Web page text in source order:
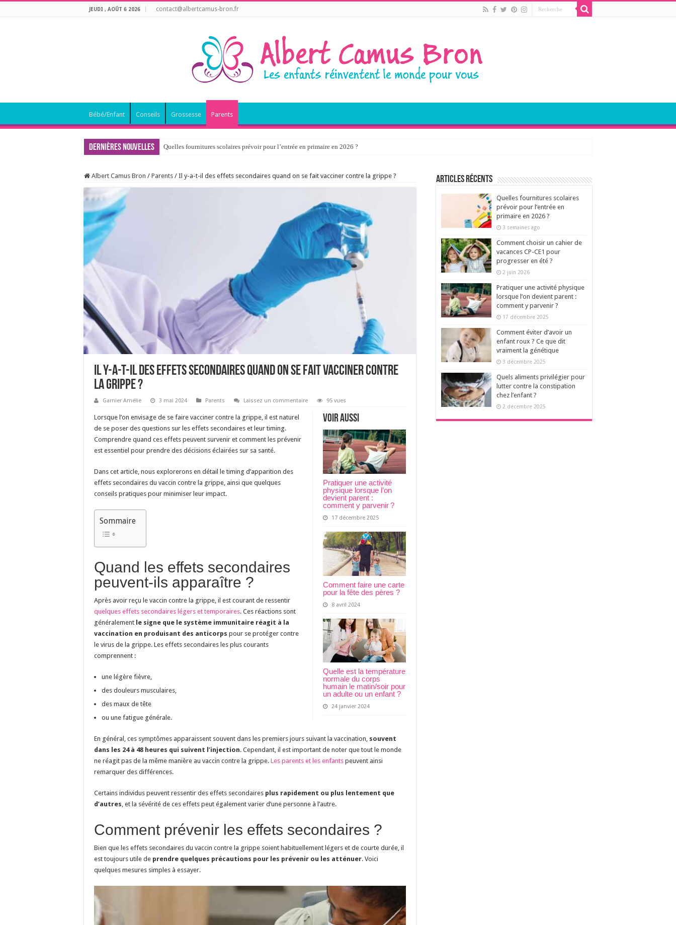
JEUDI , AOÛT 6 2026 contact@albertcamus-bron.fr
Bébé/Enfant Conseils Grossesse Parents
Dernières nouvelles Quelles fournitures scolaires prévoir pour l’entrée en primaire en 2026 ?
Albert Camus Bron / Parents / Il y-a-t-il des effets secondaires quand on se fait vacciner contre la grippe ?
Il y-a-t-il des effets secondaires quand on se fait vacciner contre
la grippe ?
Garnier Amélie 3 mai 2024 Parents Laissez un commentaire 95 vues
Voir aussi
Pratiquer une activité
physique lorsque l’on
devient parent :
comment y parvenir ?
17 décembre 2025
Comment faire une carte
pour la fête des pères ?
8 avril 2024
Quelle est la température
normale du corps
humain le matin/soir pour
un adulte ou un enfant ?
24 janvier 2024
Lorsque l’on envisage de se faire vacciner contre la grippe, il est naturel
de se poser des questions sur les effets secondaires et leur timing.
Comprendre quand ces effets peuvent survenir et comment les prévenir
est essentiel pour prendre des décisions éclairées sur sa santé.
Dans cet article, nous explorerons en détail le timing d’apparition des
effets secondaires du vaccin contre la grippe, ainsi que quelques
conseils pratiques pour minimiser leur impact.
Sommaire
Quand les effets secondaires
peuvent-ils apparaître ?
Après avoir reçu le vaccin contre la grippe, il est courant de ressentir
quelques effets secondaires légers et temporaires. Ces réactions sont
généralement le signe que le système immunitaire réagit à la
vaccination en produisant des anticorps pour se protéger contre
le virus de la grippe. Les effets secondaires les plus courants
comprennent :
une légère fièvre,
des douleurs musculaires,
des maux de tête
ou une fatigue générale.
En général, ces symptômes apparaissent souvent dans les premiers jours suivant la vaccination, souvent
dans les 24 à 48 heures qui suivent l’injection. Cependant, il est important de noter que tout le monde
ne réagit pas de la même manière au vaccin contre la grippe. Les parents et les enfants peuvent ainsi
remarquer des différences.
Certains individus peuvent ressentir des effets secondaires plus rapidement ou plus lentement que
d’autres, et la sévérité de ces effets peut également varier d’une personne à l’autre.
Comment prévenir les effets secondaires ?
Bien que les effets secondaires du vaccin contre la grippe soient habituellement légers et de courte durée, il
est toujours utile de prendre quelques précautions pour les prévenir ou les atténuer. Voici
quelques mesures simples à essayer.
Articles récents
Quelles fournitures scolaires
prévoir pour l’entrée en
primaire en 2026 ?
3 semaines ago
Comment choisir un cahier de
vacances CP-CE1 pour
progresser en été ?
2 juin 2026
Pratiquer une activité physique
lorsque l’on devient parent :
comment y parvenir ?
17 décembre 2025
Comment éviter d’avoir un
enfant roux ? Ce que dit
vraiment la génétique
3 décembre 2025
Quels aliments privilégier pour
lutter contre la constipation
chez l’enfant ?
2 décembre 2025